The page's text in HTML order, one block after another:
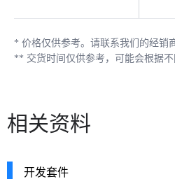
* 价格仅供参考。请联系我们的经销
** 交货时间仅供参考，可能会根据不
相关资料
开发套件